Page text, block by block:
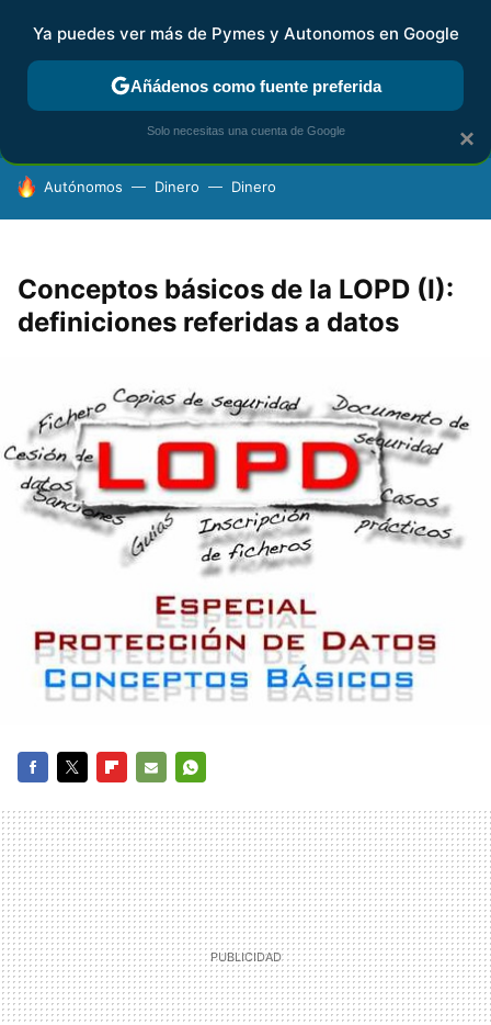
FISCALIDAD Y CONTABILIDAD KIT DIGITAL RENTA
HOY SE HABLA DE
Autónomos Dinero Dinero
Conceptos básicos de la LOPD (I):
definiciones referidas a datos
MAIL
×
Ya puedes ver más de Pymes y Autonomos en Google
Añádenos como fuente preferida
Solo necesitas una cuenta de Google